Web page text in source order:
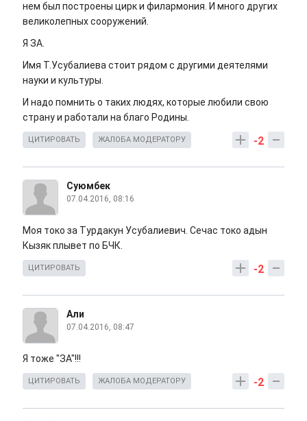
нем был построены цирк и филармония. И много других
великолепных сооружений.
Я ЗА.
Имя Т.Усубалиева стоит рядом с другими деятелями
науки и культуры.
И надо помнить о таких людях, которые любили свою
страну и работали на благо Родины.
-2
ЦИТИРОВАТЬ ЖАЛОБА МОДЕРАТОРУ
Суюмбек
07.04.2016, 08:16
Моя токо за Турдакун Усубалиевич. Сечас токо адын
Кызяк плывет по БЧК.
-2
ЦИТИРОВАТЬ
Али
07.04.2016, 08:47
Я тоже "ЗА"!!!
-2
ЦИТИРОВАТЬ ЖАЛОБА МОДЕРАТОРУ